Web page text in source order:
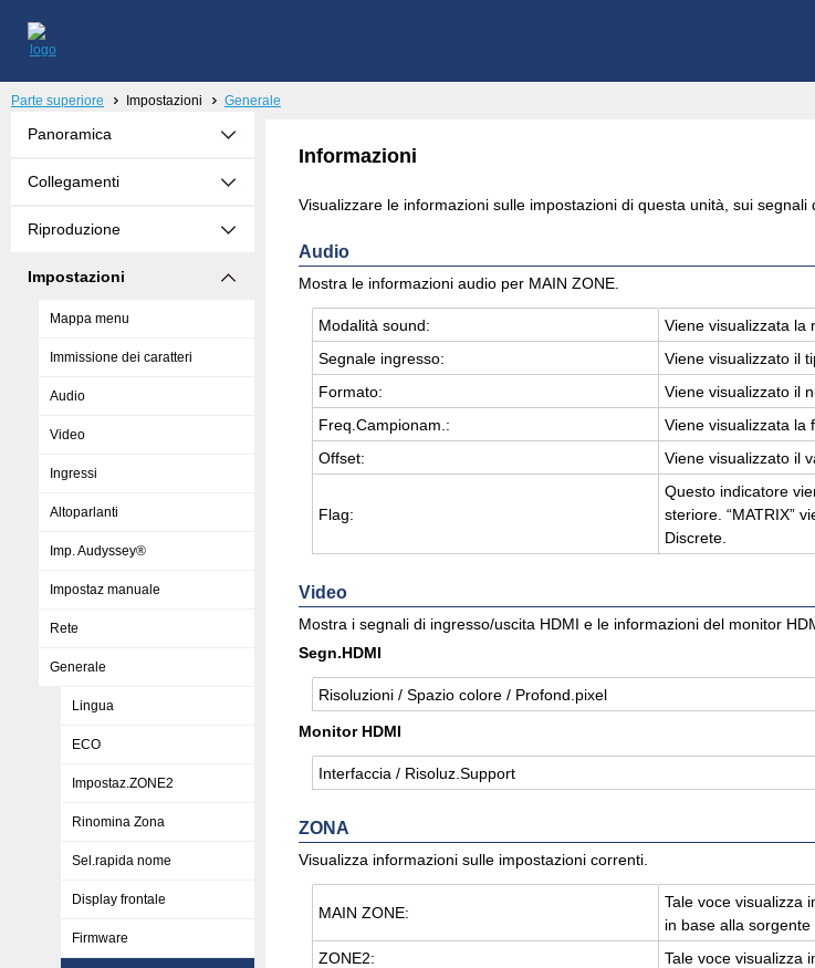
Parte superiore Impostazioni Generale
Panoramica
Collegamenti
Riproduzione
Impostazioni
Mappa menu
Immissione dei caratteri
Audio
Video
Ingressi
Altoparlanti
Imp. Audyssey®
Impostaz manuale
Rete
Generale
Lingua
ECO
Impostaz.ZONE2
Rinomina Zona
Sel.rapida nome
Display frontale
Firmware
Informazioni
Visualizzare le informazioni sulle impostazioni di questa unità, sui segnali
Audio
Mostra le informazioni audio per MAIN ZONE.
Mo­da­li­tà sound:
Viene vi­sua­liz­za­ta la
Se­gna­le in­gres­so:
Viene vi­sua­liz­za­to il
For­ma­to:
Viene vi­sua­liz­za­to il
Freq.​Campionam.:
Viene vi­sua­liz­za­ta la
Off­set:
Viene vi­sua­liz­za­to il
Flag:
Que­sto in­di­ca­to­re
ste­rio­re. “MA­TRIX”
Di­scre­te.
Video
Mostra i segnali di ingresso/uscita HDMI e le informazioni del monitor
Segn.HDMI
Ri­so­lu­zio­ni / Spa­zio co­lo­re / Pro­fond.pixel
Monitor HDMI
In­ter­fac­cia / Ri­so­luz.Sup­port
ZONA
Visualizza informazioni sulle impostazioni correnti.
MAIN ZONE:
Tale voce vi­sua­liz­za
in base alla sor­gen­te
ZONE2:
Tale voce vi­sua­liz­za